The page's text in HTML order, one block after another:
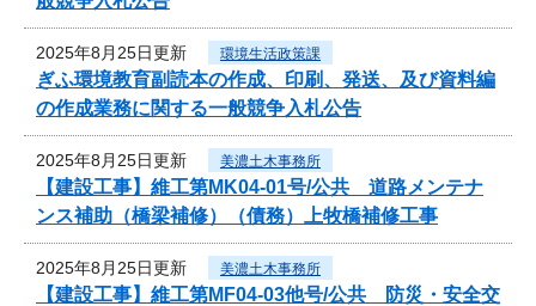
2025年8月25日更新 環境生活政策課
ぎふ環境教育副読本の作成、印刷、発送、及び資料編
の作成業務に関する一般競争入札公告
2025年8月25日更新 美濃土木事務所
【建設工事】維工第MK04-01号/公共 道路メンテナ
ンス補助（橋梁補修）（債務）上牧橋補修工事
2025年8月25日更新 美濃土木事務所
【建設工事】維工第MF04-03他号/公共 防災・安全交